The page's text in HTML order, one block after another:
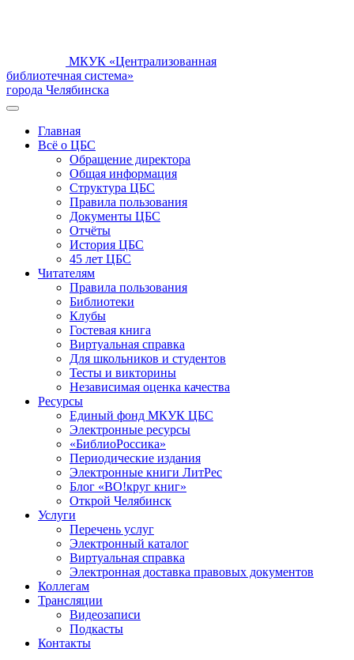
МКУК «Централизованная
библиотечная система»
города Челябинска
Главная
Всё о ЦБС
Обращение директора
Общая информация
Структура ЦБС
Правила пользования
Документы ЦБС
Отчёты
История ЦБС
45 лет ЦБС
Читателям
Правила пользования
Библиотеки
Клубы
Гостевая книга
Виртуальная справка
Для школьников и студентов
Тесты и викторины
Независимая оценка качества
Ресурсы
Единый фонд МКУК ЦБС
Электронные ресурсы
«БиблиоРоссика»
Периодические издания
Электронные книги ЛитРес
Блог «ВО!круг книг»
Открой Челябинск
Услуги
Перечень услуг
Электронный каталог
Виртуальная справка
Электронная доставка правовых документов
Коллегам
Трансляции
Видеозаписи
Подкасты
Контакты